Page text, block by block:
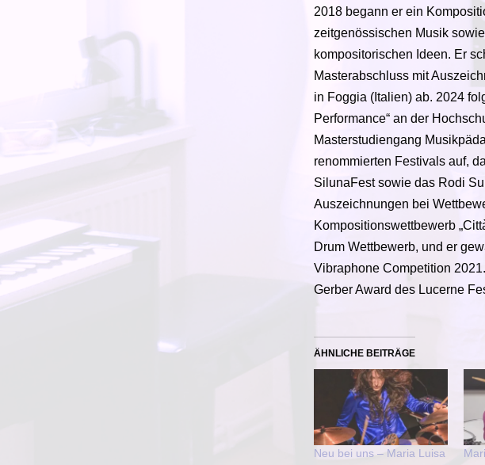
2018 begann er ein
zeitgenössischen Musik
kompositorischen Ideen. Er
Masterabschluss mit
in Foggia (Italien) ab. 2024
Performance“ an der
Masterstudiengang
renommierten Festivals auf,
SilunaFest sowie das Rodi
Auszeichnungen bei
Kompositionswettbewerb
Drum Wettbewerb, und er
Vibraphone Competition
Gerber Award des Lucerne
ÄHNLICHE BEITRÄGE
Neu bei uns – Maria Luisa